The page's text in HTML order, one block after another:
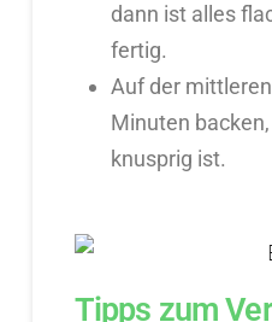
dann ist alles
fertig.
Auf der
Minuten
knusprig ist.
Tipps zum